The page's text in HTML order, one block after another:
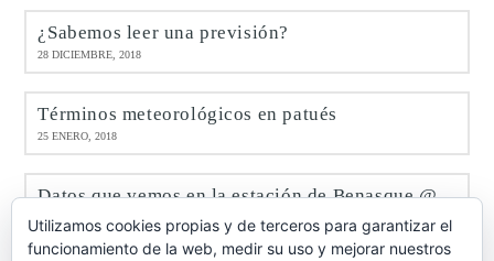
¿Sabemos leer una previsión?
28 DICIEMBRE, 2018
Términos meteorológicos en patués
25 ENERO, 2018
Datos que vemos en la estación de Benasque @meteobenás
9 ENERO, 2017
Utilizamos cookies propias y de terceros para garantizar el
funcionamiento de la web, medir su uso y mejorar nuestros